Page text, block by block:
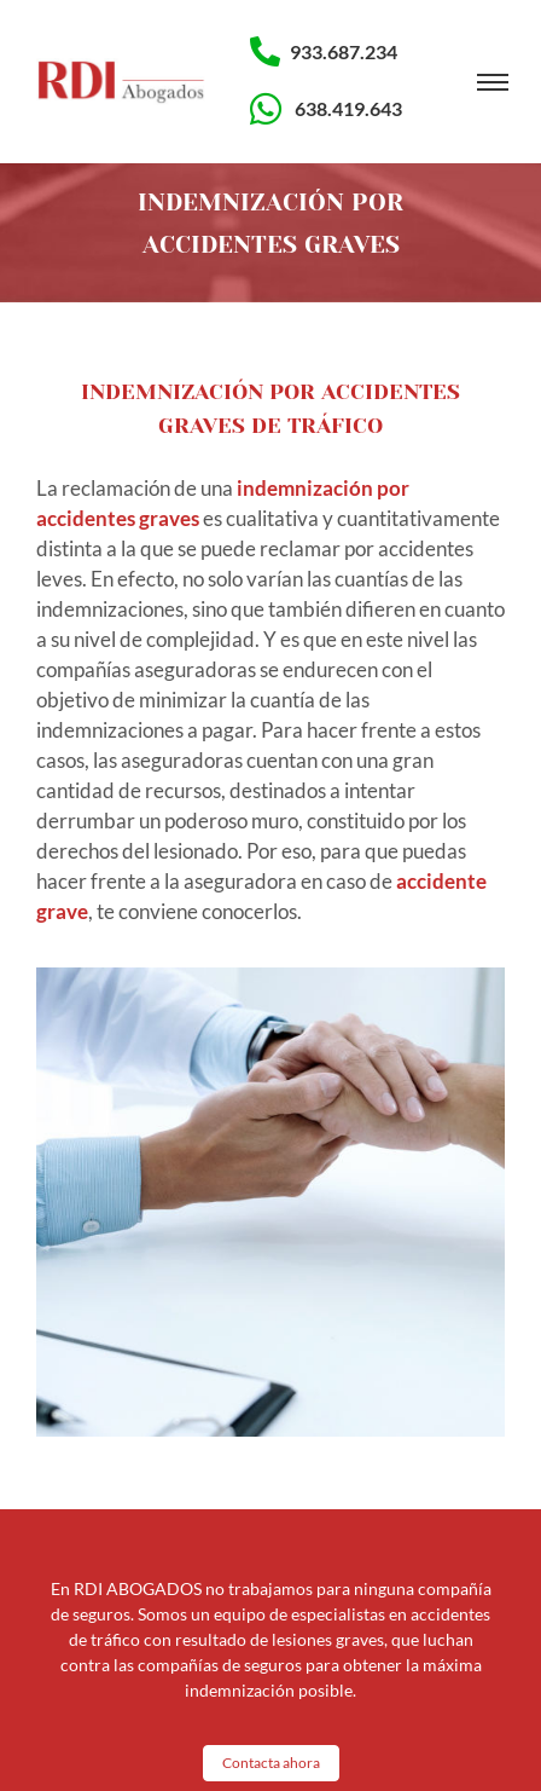
933.687.234
638.419.643
INDEMNIZACIÓN POR
ACCIDENTES GRAVES
INDEMNIZACIÓN POR ACCIDENTES
GRAVES DE TRÁFICO
La reclamación de una indemnización por
accidentes graveses cualitativa y cuantitativamente
distinta a la que se puede reclamar por accidentes
leves. En efecto, no solo varían las cuantías de las
indemnizaciones, sino que también difieren en cuanto
a su nivel de complejidad. Y es que en este nivel las
compañías aseguradoras se endurecen con el
objetivo de minimizar la cuantía de las
indemnizaciones a pagar. Para hacer frente a estos
casos, las aseguradoras cuentan con una gran
cantidad de recursos, destinados a intentar
derrumbar un poderoso muro, constituido por los
derechos del lesionado. Por eso, para que puedas
hacer frente a la aseguradora en caso deaccidente
grave, te conviene conocerlos.
En RDI ABOGADOS no trabajamos para ninguna compañía
de seguros. Somos un equipo de especialistas en accidentes
de tráfico con resultado de lesiones graves, que luchan
contra las compañías de seguros para obtener la máxima
indemnización posible.
Contacta ahora